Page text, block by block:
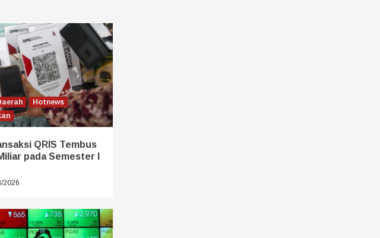
Hotnews
QRIS Tembus
pada Semester I
2026